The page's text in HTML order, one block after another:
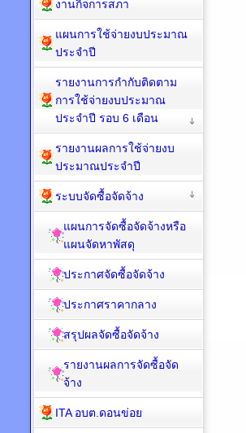
งานกิจการสภา
แผนการใช้จ่ายงบประมาณ
ประจำปี
รายงานการกำกับติดตาม
การใช้จ่ายงบประมาณ
ประจำปี รอบ 6 เดือน
รายงานผลการใช้จ่ายงบ
ประมาณประจำปี
ระบบจัดซื้อจัดจ้าง
แผนการจัดซื้อจัดจ้างหรือ
แผนจัดหาพัสดุ
ประกาศจัดซื้อจัดจ้าง
ประกาศราคากลาง
สรุปผลจัดซื้อจัดจ้าง
รายงานผลการจัดซื้อจัด
จ้าง
ITA อบต.ดอนข่อย